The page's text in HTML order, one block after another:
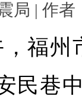
局 | 作者
，福
民巷